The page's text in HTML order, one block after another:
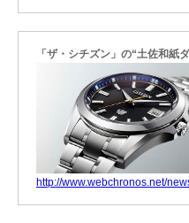
「ザ・シチズン」の“土佐和紙
http://www.webchronos.net/